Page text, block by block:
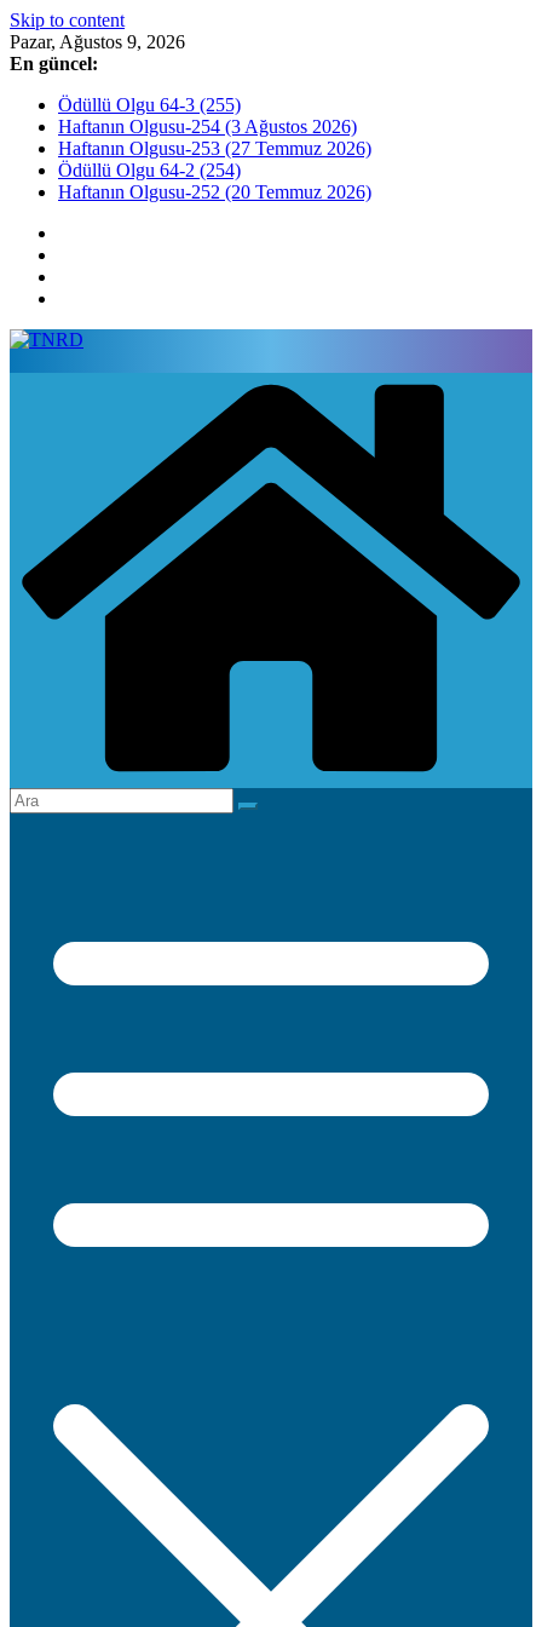
Skip to content
Pazar, Ağustos 9, 2026
En güncel:
Ödüllü Olgu 64-3 (255)
Haftanın Olgusu-254 (3 Ağustos 2026)
Haftanın Olgusu-253 (27 Temmuz 2026)
Ödüllü Olgu 64-2 (254)
Haftanın Olgusu-252 (20 Temmuz 2026)